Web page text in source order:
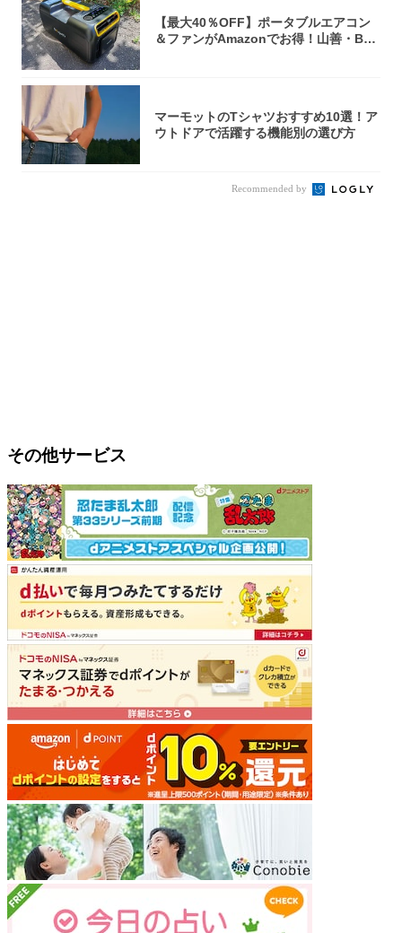
【最大40％OFF】ポータブルエアコン
＆ファンがAmazonでお得！山善・Bo
マーモットのTシャツおすすめ10選！ア
ウトドアで活躍する機能別の選び方
Recommended by
その他サービス